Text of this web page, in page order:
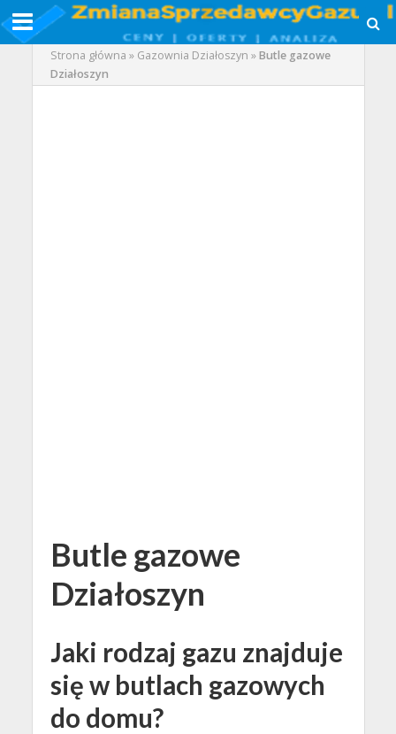
Strona główna » Gazownia Działoszyn »Butle gazowe
Działoszyn
Butle gazowe
Działoszyn
Jaki rodzaj gazu znajduje
się w butlach gazowych
do domu?